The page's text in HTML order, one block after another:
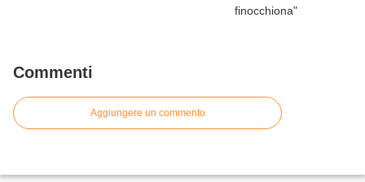
Commenti
Aggiungere un commento